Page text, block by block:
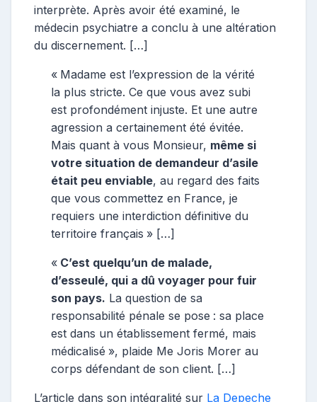
interprète. Après avoir été examiné, le
médecin psychiatre a conclu à une altération
du discernement. […]
« Madame est l’expression de la vérité
la plus stricte. Ce que vous avez subi
est profondément injuste. Et une autre
agression a certainement été évitée.
Mais quant à vous Monsieur, même si
votre situation de demandeur d’asile
était peu enviable, au regard des faits
que vous commettez en France, je
requiers une interdiction définitive du
territoire français » […]
« C’est quelqu’un de malade,
d’esseulé, qui a dû voyager pour fuir
son pays. La question de sa
responsabilité pénale se pose : sa place
est dans un établissement fermé, mais
médicalisé », plaide Me Joris Morer au
corps défendant de son client. […]
L’article dans son intégralité sur La Depeche